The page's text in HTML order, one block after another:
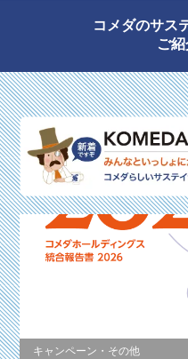
コメダのサス
ご
キャンペーン・その他